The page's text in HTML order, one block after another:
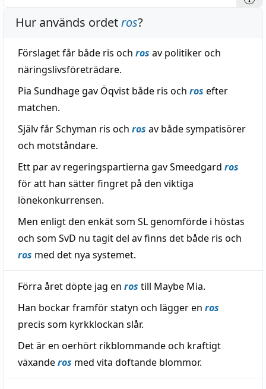
Hur används ordetros?
Förslaget får både ris och ros av politiker och
näringslivsföreträdare.
Pia Sundhage gav Öqvist både ris och ros efter
matchen.
Själv får Schyman ris och ros av både sympatisörer
och motståndare.
Ett par av regeringspartierna gav Smeedgard ros
för att han sätter fingret på den viktiga
lönekonkurrensen.
Men enligt den enkät som SL genomförde i höstas
och som SvD nu tagit del av finns det både ris och
ros med det nya systemet.
Förra året döpte jag en ros till Maybe Mia.
Han bockar framför statyn och lägger en ros
precis som kyrkklockan slår.
Det är en oerhört rikblommande och kraftigt
växanderos med vita doftande blommor.